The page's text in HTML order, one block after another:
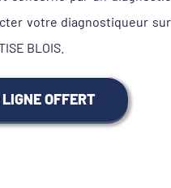
votre diagnostiqueur sur
BLOIS.
OFFERT